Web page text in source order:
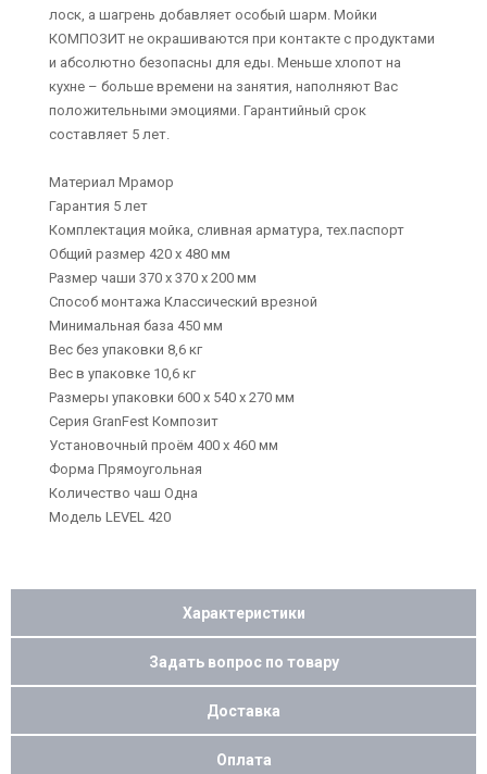
лоск, а шагрень добавляет особый шарм. Мойки
КОМПОЗИТ не окрашиваются при контакте с продуктами
и абсолютно безопасны для еды. Меньше хлопот на
кухне – больше времени на занятия, наполняют Вас
положительными эмоциями. Гарантийный срок
составляет 5 лет.
Материал Мрамор
Гарантия 5 лет
Комплектация мойка, сливная арматура, тех.паспорт
Общий размер 420 х 480 мм
Размер чаши 370 х 370 х 200 мм
Способ монтажа Классический врезной
Минимальная база 450 мм
Вес без упаковки 8,6 кг
Вес в упаковке 10,6 кг
Размеры упаковки 600 х 540 х 270 мм
Серия GranFest Композит
Установочный проём 400 х 460 мм
Форма Прямоугольная
Количество чаш Одна
Модель LEVEL 420
Характеристики
Задать вопрос по товару
Доставка
Оплата